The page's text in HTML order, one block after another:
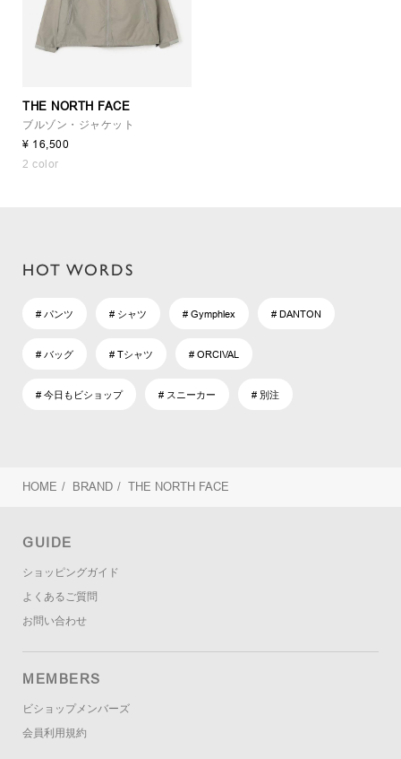
THE NORTH FACE
ブルゾン・ジャケット
¥ 16,500
2 color
HOT WORDS
# パンツ # シャツ # Gymphlex # DANTON
# バッグ # Tシャツ # ORCIVAL
# 今日もビショップ # スニーカー # 別注
HOME / BRAND / THE NORTH FACE
GUIDE
ショッピングガイド
よくあるご質問
お問い合わせ
MEMBERS
ビショップメンバーズ
会員利用規約